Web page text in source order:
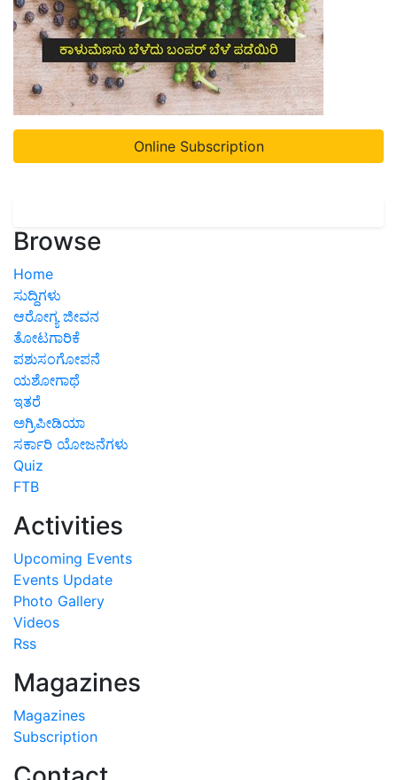
Online Subscription
Browse
Home
ಸುದ್ದಿಗಳು
ಆರೋಗ್ಯ ಜೀವನ
ತೋಟಗಾರಿಕೆ
ಪಶುಸಂಗೋಪನೆ
ಯಶೋಗಾಥೆ
ಇತರೆ
ಅಗ್ರಿಪೀಡಿಯಾ
ಸರ್ಕಾರಿ ಯೋಜನೆಗಳು
Quiz
FTB
Activities
Upcoming Events
Events Update
Photo Gallery
Videos
Rss
Magazines
Magazines
Subscription